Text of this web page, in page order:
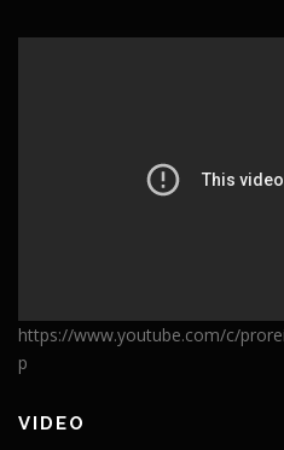
https://www.youtube.com/c/
p
VIDEO